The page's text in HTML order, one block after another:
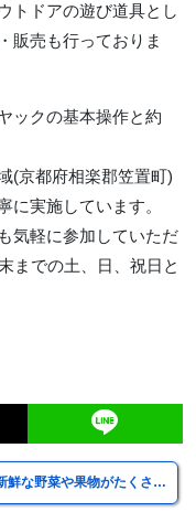
トドアの遊び道具とし
販売も行っておりま
ックの基本操作と約
(京都府相楽郡笠置町)
に実施しています。
気軽に参加していただ
までの土、日、祝日と
鮮な野菜や果物がたくさ…